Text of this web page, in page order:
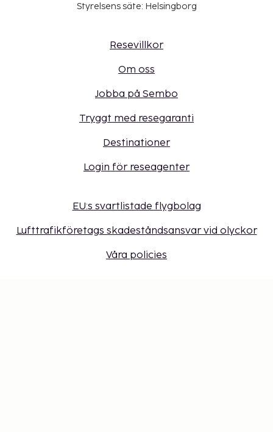
Styrelsens säte: Helsingborg
Resevillkor
Om oss
Jobba på Sembo
Tryggt med resegaranti
Destinationer
Login för reseagenter
EU:s svartlistade flygbolag
Lufttrafikföretags skadeståndsansvar vid olyckor
Våra policies